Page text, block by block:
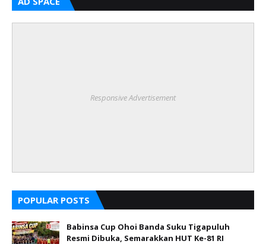
Responsive Advertisement
POPULAR POSTS
Babinsa Cup Ohoi Banda Suku Tigapuluh
Resmi Dibuka, Semarakkan HUT Ke-81 RI